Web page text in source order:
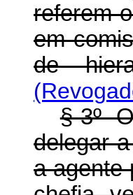
referem
em
de
§ 3º
delegar
a agente